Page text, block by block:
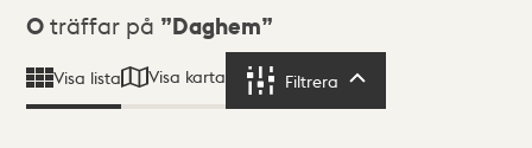
Sökresultat
0 träffar på Daghem
Visa lista Visa karta Filtrera